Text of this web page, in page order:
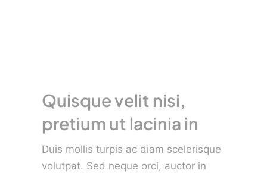
Quisque velit nisi,
pretium ut lacinia in
Duis mollis turpis ac diam scelerisque
volutpat. Sed neque orci, auctor in